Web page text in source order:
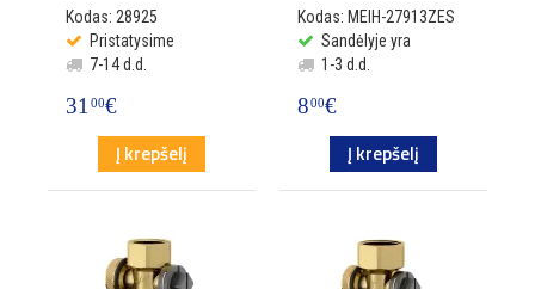
Kodas: 28925
Pristatysime
7-14 d.d.
3100€
Į krepšelį
Kodas: MEIH-27913ZES
Sandėlyje yra
1-3 d.d.
800€
Į krepšelį